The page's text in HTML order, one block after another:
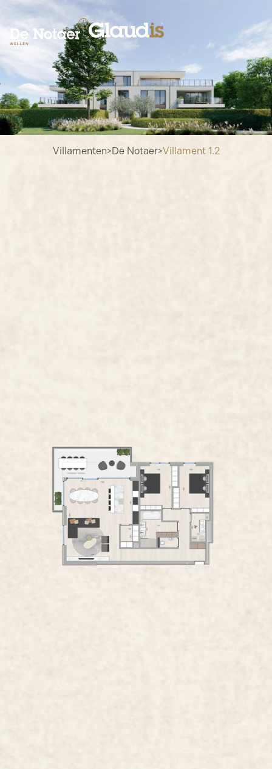
Villamenten>De Notaer>Villament 1.2